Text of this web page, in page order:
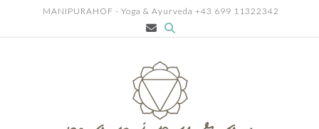
content
MANIPURAHOF - Yoga & Ayurveda +43 699 11322342